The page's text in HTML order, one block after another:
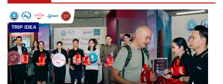
TRIP IDEA